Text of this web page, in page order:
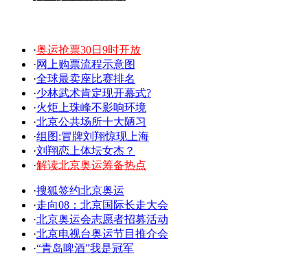
·奥运抢票30日9时开放
·网上购票流程示意图
·全球最卖座比赛排名
·少林武术肯定现开幕式?
·火炬上珠峰不影响环境
·北京公共场所十大陋习
·组图:冒牌刘翔惊现上海
·刘翔恋上体坛女杰？
·解读北京奥运筹备热点
·搜狐签约北京奥运
·走向08：北京国际长走大会
·北京奥运会志愿者招募活动
·北京电视台奥运节目推介会
·“青岛啤酒”我是冠军